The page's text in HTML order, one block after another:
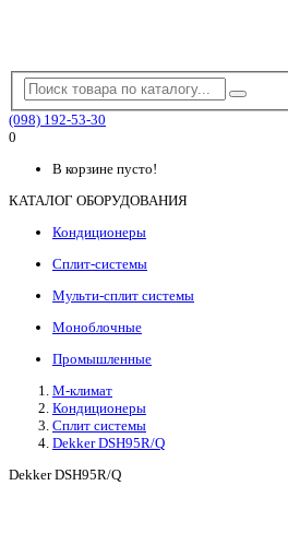
(098) 192-53-30
0
В корзине пусто!
КАТАЛОГ ОБОРУДОВАНИЯ
Кондиционеры
Сплит-системы
Мульти-сплит системы
Моноблочные
Промышленные
М-климат
Кондиционеры
Сплит системы
Dekker DSH95R/Q
Dekker DSH95R/Q